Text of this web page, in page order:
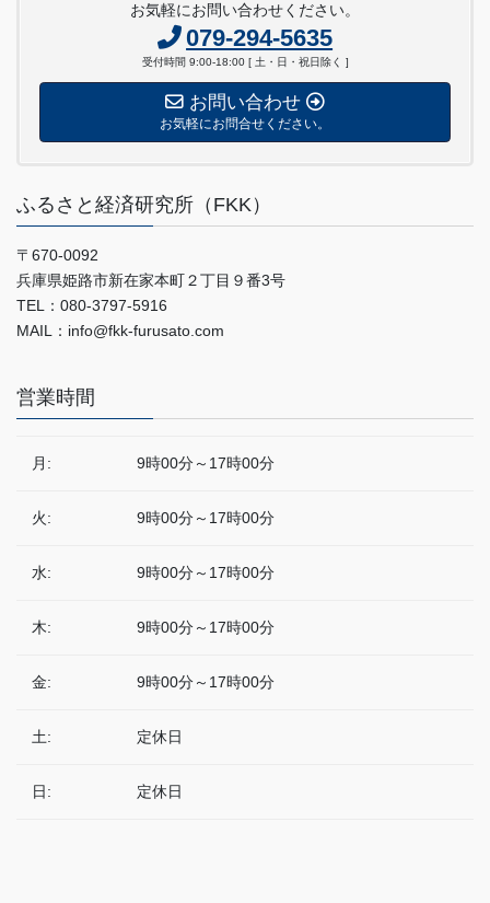
お気軽にお問い合わせください。
079-294-5635
受付時間 9:00-18:00 [ 土・日・祝日除く ]
お問い合わせ
お気軽にお問合せください。
ふるさと経済研究所（FKK）
〒670-0092
兵庫県姫路市新在家本町２丁目９番3号
TEL：080-3797-5916
MAIL：info@fkk-furusato.com
営業時間
月: 9時00分～17時00分
火: 9時00分～17時00分
水: 9時00分～17時00分
木: 9時00分～17時00分
金: 9時00分～17時00分
土: 定休日
日: 定休日